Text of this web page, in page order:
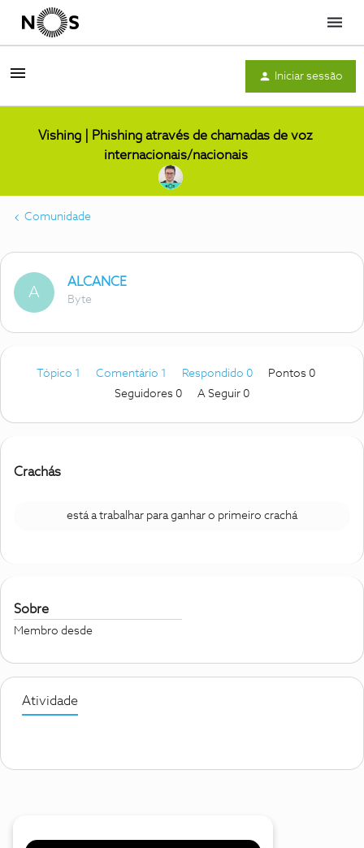
Menu
Iniciar sessão
Vishing | Phishing através de chamadas de voz
internacionais/nacionais
Comunidade
A
ALCANCE
Byte
Tópico 1 Comentário 1 Respondido 0
Pontos 0
Seguidores 0 A Seguir 0
Crachás
está a trabalhar para ganhar o primeiro crachá
Sobre
Membro desde
Atividade